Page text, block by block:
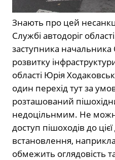
Знають про цей
Службі автодоріг
заступника
розвитку
області Юрія
один перехід тут за
розташований
недоцільнмим. Не
доступ пішоходів до
встановлення,
обмежить оглядовість